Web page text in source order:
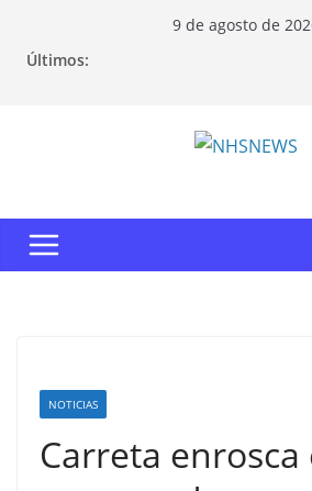
9 de agosto de
Últimos:
NOTICIAS
Carreta enrosca